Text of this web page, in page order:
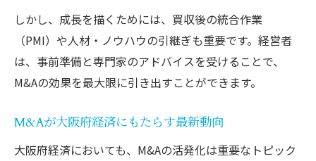
失敗事例が示すM&Aの落とし穴と教訓
大阪府内企業のM&A体験談と具体策
M&A事例から見える支援策の活用方法
しかし、成長を描くためには、買収後の統合作業
（PMI）や人材・ノウハウの引継ぎも重要です。経営者
は、事前準備と専門家のアドバイスを受けることで、
M&Aの効果を最大限に引き出すことができます。
M&Aが大阪府経済にもたらす最新動向
大阪府経済においても、M&Aの活発化は重要なトピック